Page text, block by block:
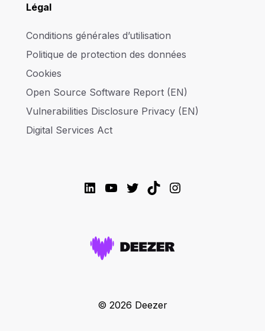
Légal
Conditions générales d’utilisation
Politique de protection des données
Cookies
Open Source Software Report (EN)
Vulnerabilities Disclosure Privacy (EN)
Digital Services Act
LinkedIn
YouTube
Twitter
TikTokInstagram
© 2026 Deezer